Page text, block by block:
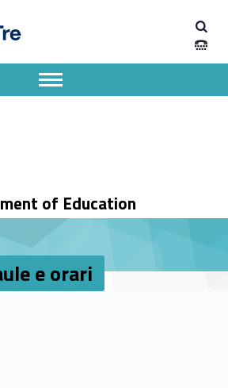
of Education
Apri il menu secondario
e orari